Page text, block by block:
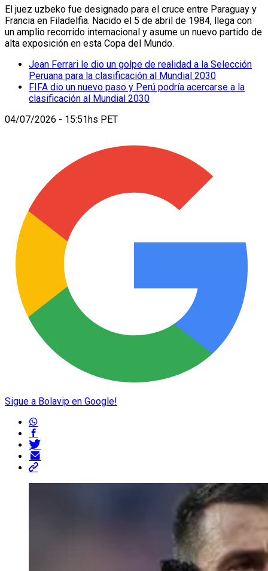
El juez uzbeko fue designado para el cruce entre Paraguay y
Francia en Filadelfia. Nacido el 5 de abril de 1984, llega con
un amplio recorrido internacional y asume un nuevo partido de
alta exposición en esta Copa del Mundo.
Jean Ferrari le dio un golpe de realidad a la Selección
Peruana para la clasificación al Mundial 2030
FIFA dio un nuevo paso y Perú podría acercarse a la
clasificación al Mundial 2030
04/07/2026 - 15:51hs PET
Sigue a Bolavip en Google!